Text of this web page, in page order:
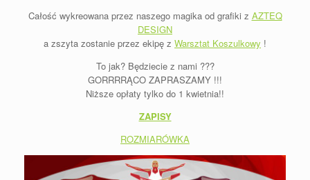
Całość wykreowana przez naszego magika od grafiki z AZTEQ
DESIGN
a zszyta zostanie przez ekipę z Warsztat Koszulkowy !
To jak? Będziecie z nami ???
GORRRRĄCO ZAPRASZAMY !!!
Niższe opłaty tylko do 1 kwietnia!!
ZAPISY
ROZMIARÓWKA